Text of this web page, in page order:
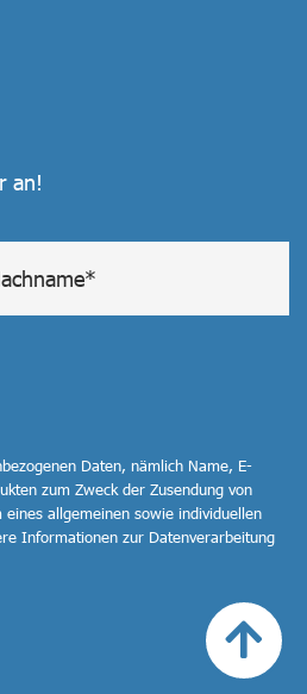
an!
Daten, nämlich Name, E-
zum Zweck der Zusendung von
allgemeinen sowie individuellen
Informationen zur Datenverarbeitung